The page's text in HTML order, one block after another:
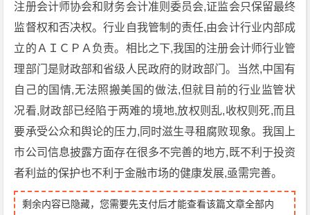
注册会计师协会和财务会计准则委员会,证监会只保留最终
监督权和否决权。行业自我管制的责任,由会计行业内部成
立的ＡＩＣＰＡ负责。相比之下,我国的注册会计师行业管
理部门是财政部和省级人民政府的财政部门。当然,中国有
自己的国情,无法照搬美国的做法,但就目前的行业监管状
况看,财政部已经陷于两难的境地,放权则乱,收权则死,而且
要承受公众和舆论的压力,同时滋生寻租腐败现象。我国上
市公司信息披露方面存在很多不完善的地方,既不利于投资
者利益的保护也不利于金融市场的健康发展,亟需完善。
剩余内容已隐藏，您需要先支付后才能查看该篇文章全部内